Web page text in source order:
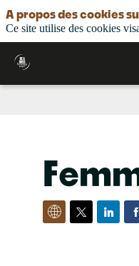
A propos des cookies
Ce site utilise des cookies